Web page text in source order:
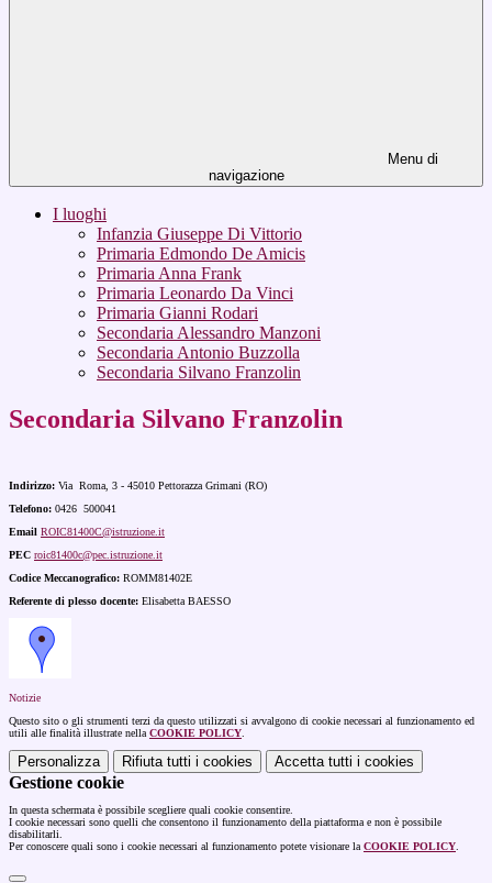
Menu di
navigazione
I luoghi
Infanzia Giuseppe Di Vittorio
Primaria Edmondo De Amicis
Primaria Anna Frank
Primaria Leonardo Da Vinci
Primaria Gianni Rodari
Secondaria Alessandro Manzoni
Secondaria Antonio Buzzolla
Secondaria Silvano Franzolin
Secondaria Silvano Franzolin
Indirizzo: Via Roma, 3 - 45010 Pettorazza Grimani (RO)
Telefono: 0426 500041
Email ROIC81400C@istruzione.it
PEC roic81400c@pec.istruzione.it
Codice Meccanografico: ROMM81402E
Referente di plesso docente: Elisabetta BAESSO
Notizie
Questo sito o gli strumenti terzi da questo utilizzati si avvalgono di cookie necessari al funzionamento ed
utili alle finalità illustrate nella COOKIE POLICY
Personalizza Rifiuta tutti i cookies Accetta tutti i cookies
Gestione cookie
In questa schermata è possibile scegliere quali cookie consentire.
I cookie necessari sono quelli che consentono il funzionamento della piattaforma e non è possibile
disabilitarli.
Per conoscere quali sono i cookie necessari al funzionamento potete visionare la COOKIE POLICY